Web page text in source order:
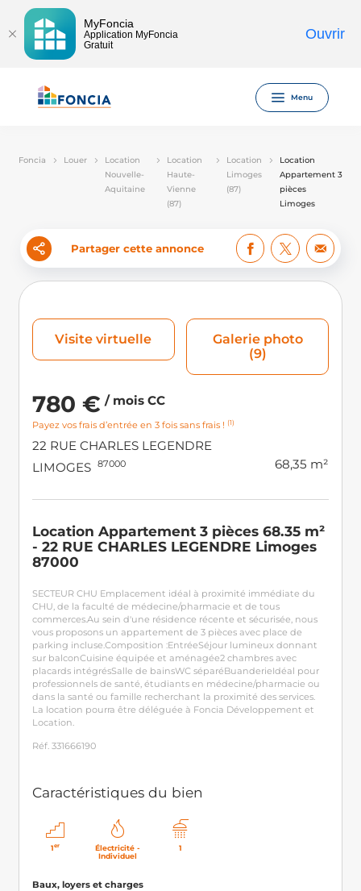
MyFoncia
Application MyFoncia
Gratuit
Ouvrir
Menu
Foncia Louer
Location
Nouvelle-
Aquitaine
Location
Haute-
Vienne
(87)
Location
Limoges
(87)
Location
Appartement 3
pièces
Limoges
Partager cette annonce
Visite virtuelle
Galerie photo
(9)
Location Appartement 3 pièces 68.35 m²
- 22 RUE CHARLES LEGENDRE Limoges
87000
SECTEUR CHU Emplacement idéal à proximité immédiate du
CHU, de la faculté de médecine/pharmacie et de tous
commerces.Au sein d'une résidence récente et sécurisée, nous
vous proposons un appartement de 3 pièces avec place de
parking incluse.Composition :EntréeSéjour lumineux donnant
sur balconCuisine équipée et aménagée2 chambres avec
placards intégrésSalle de bainsWC séparéBuanderieIdéal pour
professionnels de santé, étudiants en médecine/pharmacie ou
dans la santé ou famille recherchant la proximité des services.
La location pourra être déléguée à Foncia Développement et
Location.
Réf. 331666190
Caractéristiques du bien
1er
Électricité -
Individuel
1
Baux, loyers et charges
780 € / mois CC
Payez vos frais d’entrée en 3 fois sans frais ! (1)
22 RUE CHARLES LEGENDRE
LIMOGES 87000 68,35 m²